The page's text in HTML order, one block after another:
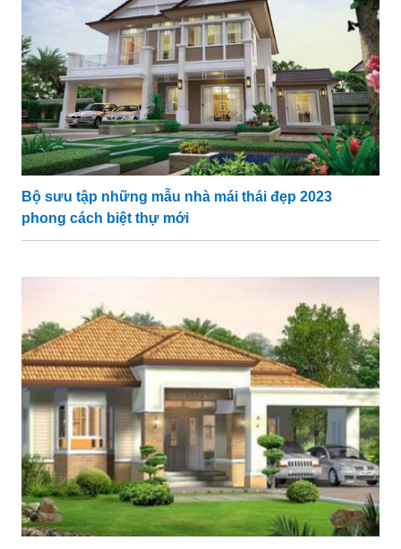
Bộ sưu tập những mẫu nhà mái thái đẹp 2023
phong cách biệt thự mới